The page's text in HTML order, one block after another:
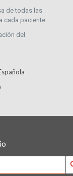
de todas las
cada paciente.
del